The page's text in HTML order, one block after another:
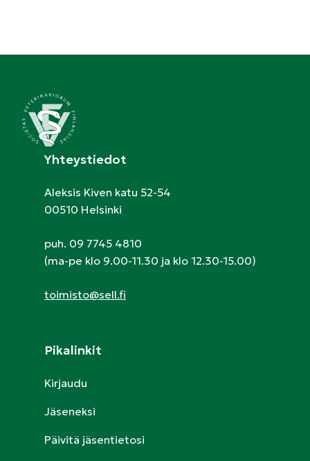
Yhteystiedot
Aleksis Kiven katu 52-54
00510 Helsinki
puh. 09 7745 4810
(ma-pe klo 9.00-11.30 ja klo 12.30-15.00)
toimisto@sell.fi
Pikalinkit
Kirjaudu
Jäseneksi
Päivitä jäsentietosi